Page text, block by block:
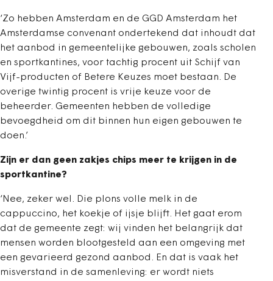
‘Zo hebben Amsterdam en de GGD Amsterdam het
Amsterdamse convenant ondertekend dat inhoudt dat
het aanbod in gemeentelijke gebouwen, zoals scholen
en sportkantines, voor tachtig procent uit Schijf van
Vijf-producten of Betere Keuzes moet bestaan. De
overige twintig procent is vrije keuze voor de
beheerder. Gemeenten hebben de volledige
bevoegdheid om dit binnen hun eigen gebouwen te
doen.’
Zijn er dan geen zakjes chips meer te krijgen in de
sportkantine?
‘Nee, zeker wel. Die plons volle melk in de
cappuccino, het koekje of ijsje blijft. Het gaat erom
dat de gemeente zegt: wij vinden het belangrijk dat
mensen worden blootgesteld aan een omgeving met
een gevarieerd gezond aanbod. En dat is vaak het
misverstand in de samenleving: er wordt niets